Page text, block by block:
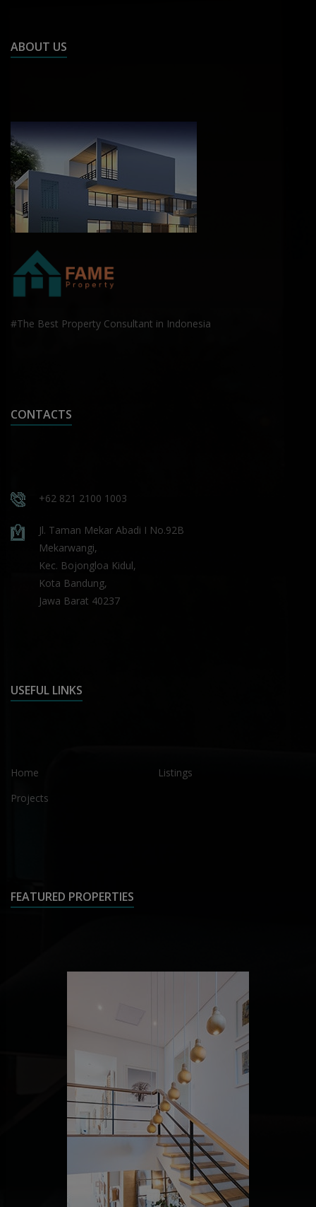
ABOUT US
#The Best Property Consultant in Indonesia
CONTACTS
+62 821 2100 1003
Jl. Taman Mekar Abadi I No.92B
Mekarwangi,
Kec. Bojongloa Kidul,
Kota Bandung,
Jawa Barat 40237
USEFUL LINKS
Home
Listings
Projects
FEATURED PROPERTIES